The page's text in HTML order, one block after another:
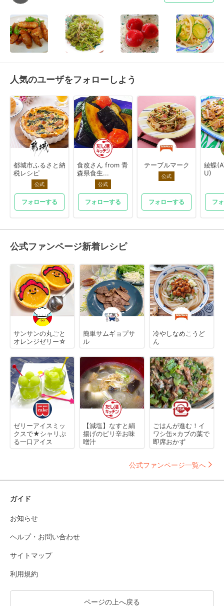
人気のユーザをフォローしよう
都城市ふるさと納
税レシピ
公式
フォローする
食改さん from 青
森県食生...
公式
フォローする
テーブルマーク
公式
フォローする
綾蝶
U)
フ
公式ファンページ新着レシピ
サンサンの丸ごと
オレンジゼリー☆
簡単サムギョプサ
ル
冷やしなめこうど
ん
ゼリーアイスミッ
クスで★シャリぷ
る一口アイス
【減塩】なすと絹
揚げのピリ辛お味
噌汁
ごはんが進む！イ
ワシ缶×カブの葉で
即席おかず
公式ファンページ一覧へ
ガイド
お知らせ
ヘルプ・お問い合わせ
サイトマップ
利用規約
ページの上へ戻る